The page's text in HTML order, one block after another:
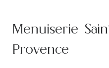
Menuiserie
Provence